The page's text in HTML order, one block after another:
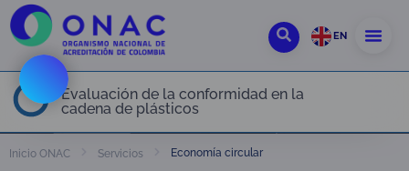
EN
Evaluación de la conformidad en la
cadena de plásticos
Inicio ONAC Servicios Economía circular